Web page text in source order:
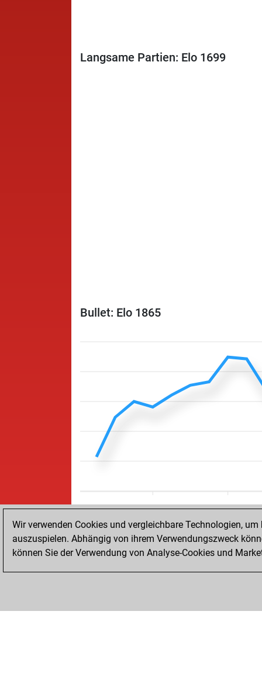
Langsame Partien: Elo 1699
Bullet: Elo 1865
Wir verwenden Cookies und vergleichbare Technologien,
auszuspielen. Abhängig von ihrem Verwendungszweck
können Sie der Verwendung von Analyse-Cookies und